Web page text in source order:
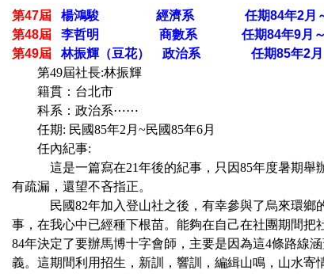
第47屆 楊鴻駿 經濟系 任期84年2月～
第48屆 李哲明 商數系 任期84年9月～
第49屆 林振輝（豆花） 政治系 任期85年2月
第49屆社長:林振輝
籍貫：台北市
科系：政治系⋯⋯
任期: 民國85年2月~民國85年6月
任內紀事:
這是一篇寫在21年後的紀事，只因85年度暑期舉辦
有疏漏，還望不吝指正。
民國82年加入登山社之後，有幸參與了烏來環鄉的
事，在我心中已經種下根苗。能夠在自己在社團期間把
84年決定了要辦馬博十字會師，主要是因為這4條路線
義。這期間利用招生，新訓，響訓，編緝山鳴，山水